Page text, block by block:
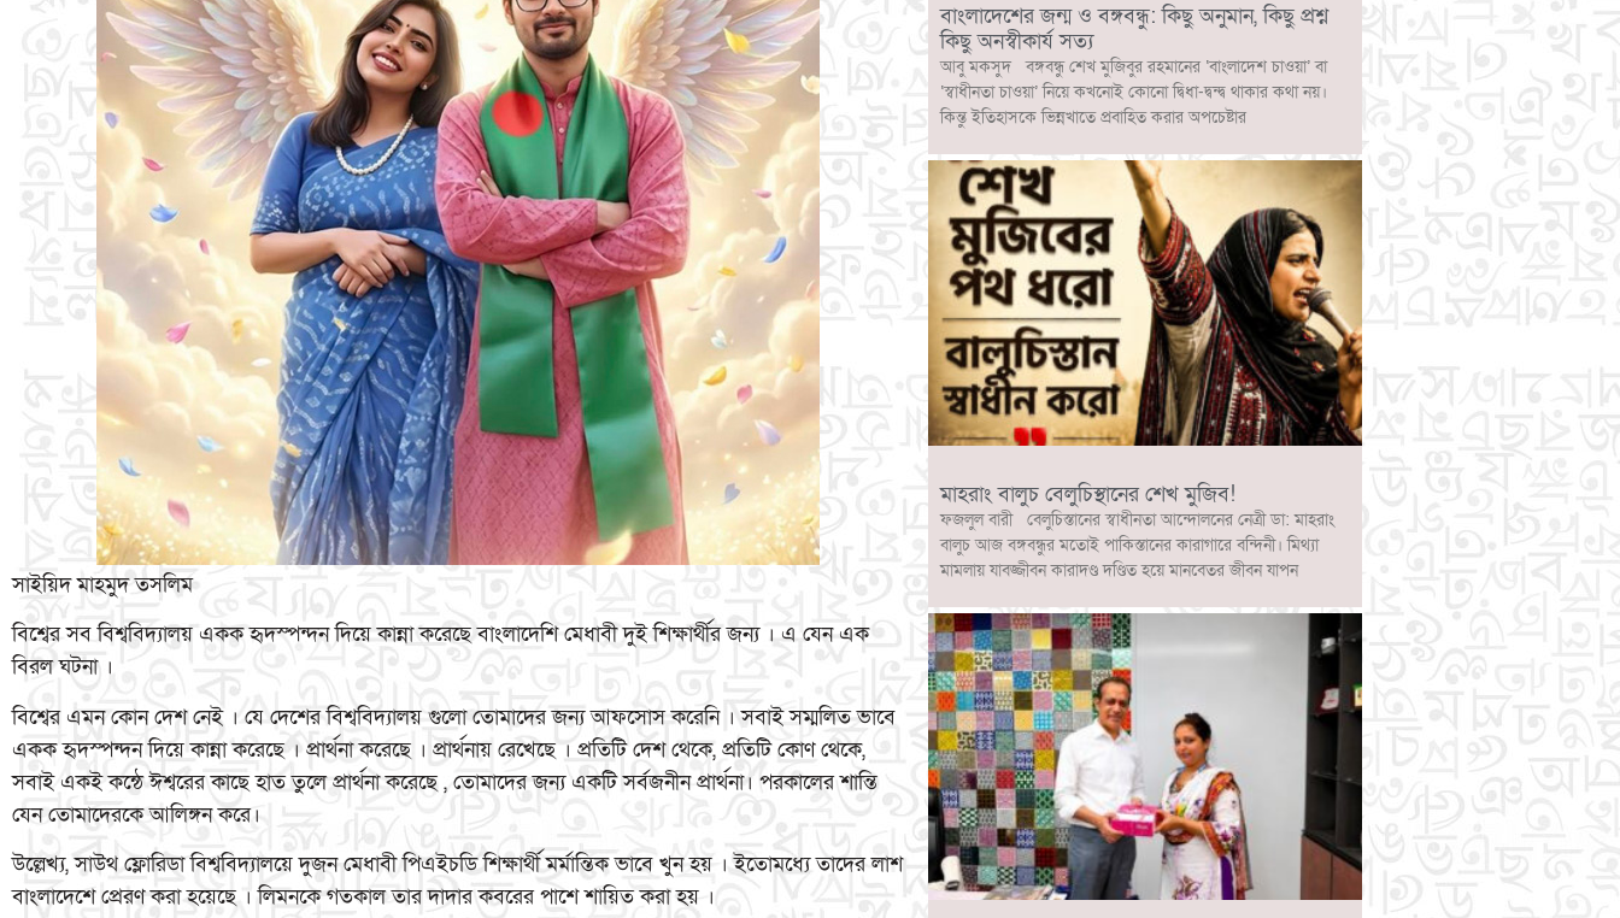
সাইয়িদ মাহমুদ তসলিম
বিশ্বের সব বিশ্ববিদ্যালয় একক হৃদস্পন্দন দিয়ে কান্না করেছে বাংলাদেশি মেধাবী দুই শিক্ষার্থীর জন্য । এ যেন এক
বিরল ঘটনা ।
বিশ্বের এমন কোন দেশ নেই । যে দেশের বিশ্ববিদ্যালয় গুলো তোমাদের জন্য আফসোস করেনি । সবাই সম্মলিত ভাবে
একক হৃদস্পন্দন দিয়ে কান্না করেছে । প্রার্থনা করেছে । প্রার্থনায় রেখেছে । প্রতিটি দেশ থেকে, প্রতিটি কোণ থেকে,
সবাই একই কন্ঠে ঈশ্বরের কাছে হাত তুলে প্রার্থনা করেছে , তোমাদের জন্য একটি সর্বজনীন প্রার্থনা। পরকালের শান্তি
যেন তোমাদেরকে আলিঙ্গন করে।
উল্লেখ্য, সাউথ ফ্লোরিডা বিশ্ববিদ্যালয়ে দুজন মেধাবী পিএইচডি শিক্ষার্থী মর্মান্তিক ভাবে খুন হয় । ইতোমধ্যে তাদের লাশ
বাংলাদেশে প্রেরণ করা হয়েছে । লিমনকে গতকাল তার দাদার কবরের পাশে শায়িত করা হয় ।
বাংলাদেশের জন্ম ও বঙ্গবন্ধু: কিছু অনুমান, কিছু প্রশ্ন
কিছু অনস্বীকার্য সত্য
আবু মকসুদ বঙ্গবন্ধু শেখ মুজিবুর রহমানের ‘বাংলাদেশ চাওয়া’ বা
‘স্বাধীনতা চাওয়া’ নিয়ে কখনোই কোনো দ্বিধা-দ্বন্দ্ব থাকার কথা নয়।
কিন্তু ইতিহাসকে ভিন্নখাতে প্রবাহিত করার অপচেষ্টার
মাহরাং বালুচ বেলুচিস্থানের শেখ মুজিব!
ফজলুল বারী বেলুচিস্তানের স্বাধীনতা আন্দোলনের নেত্রী ডা: মাহরাং
বালুচ আজ বঙ্গবন্ধুর মতোই পাকিস্তানের কারাগারে বন্দিনী। মিথ্যা
মামলায় যাবজ্জীবন কারাদণ্ড দণ্ডিত হয়ে মানবেতর জীবন যাপন